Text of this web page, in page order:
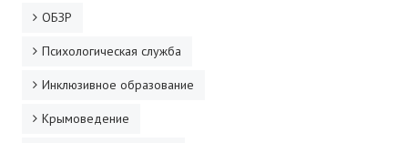
ОБЗР
Психологическая служба
Инклюзивное образование
Крымоведение